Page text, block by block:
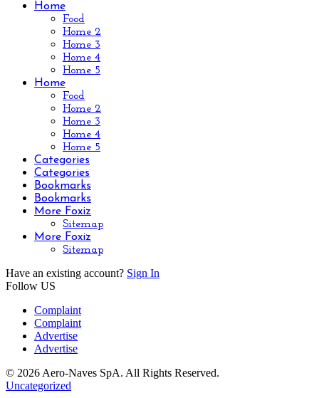
Home
Food
Home 2
Home 3
Home 4
Home 5
Home
Food
Home 2
Home 3
Home 4
Home 5
Categories
Categories
Bookmarks
Bookmarks
More Foxiz
Sitemap
More Foxiz
Sitemap
Have an existing account? Sign In
Follow US
Complaint
Complaint
Advertise
Advertise
© 2026 Aero-Naves SpA. All Rights Reserved.
Uncategorized